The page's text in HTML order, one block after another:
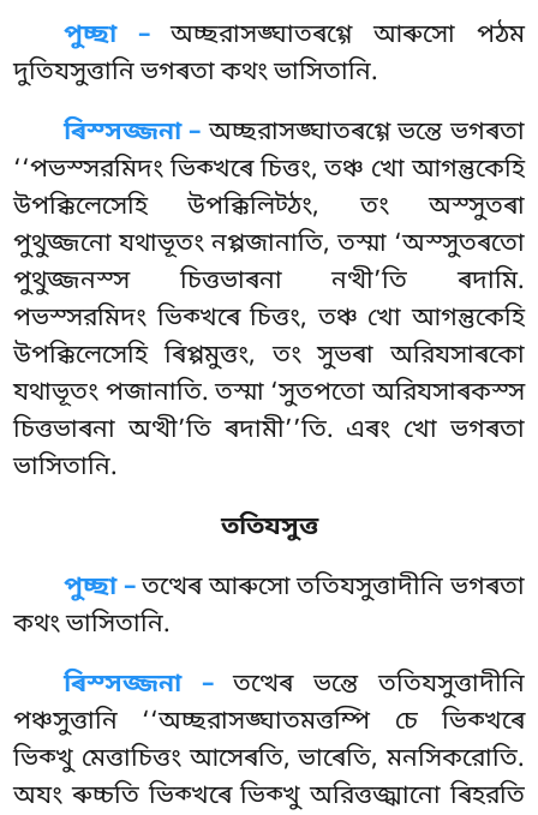
পুচ্ছা –অচ্ছরাসঙ্ঘাতৰগ্গেআৰুসো পঠম
দুতিযসুত্তানি ভগৰতা কথং ভাসিতানি.
ৰিস্সজ্জনা – অচ্ছরাসঙ্ঘাতৰগ্গে ভন্তে ভগৰতা
‘‘পভস্সরমিদং ভিক্খৰে চিত্তং, তঞ্চ খো আগন্তুকেহি
উপক্কিলেসেহি উপক্কিলিট্ঠং, তং অস্সুতৰা
পুথুজ্জনো যথাভূতং নপ্পজানাতি, তস্মা ‘অস্সুতৰতো
পুথুজ্জনস্স চিত্তভাৰনা নত্থী’তি ৰদামি.
পভস্সরমিদং ভিক্খৰে চিত্তং, তঞ্চ খো আগন্তুকেহি
উপক্কিলেসেহি ৰিপ্পমুত্তং, তং সুভৰা অরিযসাৰকো
যথাভূতং পজানাতি. তস্মা ‘সুতপতোঅরিযসাৰকস্স
চিত্তভাৰনা অত্থী’তি ৰদামী’’তি. এৰং খো ভগৰতা
ভাসিতানি.
ততিযসুত্ত
পুচ্ছা –তত্থেৰআৰুসো ততিযসুত্তাদীনি ভগৰতা
কথং ভাসিতানি.
ৰিস্সজ্জনা –তত্থেৰ ভন্তে ততিযসুত্তাদীনি
পঞ্চসুত্তানি ‘‘অচ্ছরাসঙ্ঘাতমত্তম্পি চে ভিক্খৰে
ভিক্খু মেত্তাচিত্তং আসেৰতি, ভাৰেতি, মনসিকরোতি.
অযং ৰুচ্চতি ভিক্খৰে ভিক্খু অরিত্তজ্ঝানো ৰিহরতি